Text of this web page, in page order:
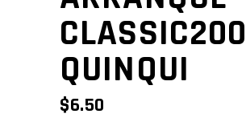
CLASSIC200
QUINQUI
$6.50